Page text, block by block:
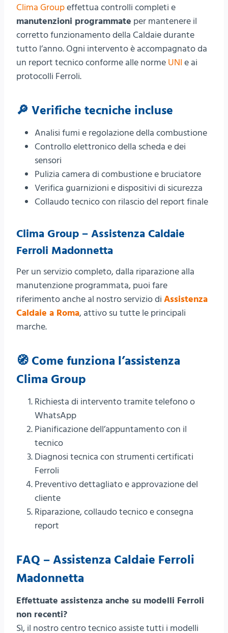
Clima Groupeffettua controlli completi e
manutenzioni programmate per mantenere il
corretto funzionamento della Caldaie durante
tutto l’anno. Ogni intervento è accompagnato da
un report tecnico conforme alle norme UNI e ai
protocolli Ferroli.
🔎 Verifiche tecniche incluse
Analisi fumi e regolazione della combustione
Controllo elettronico della scheda e dei
sensori
Pulizia camera di combustione e bruciatore
Verifica guarnizioni e dispositivi di sicurezza
Collaudo tecnico con rilascio del report finale
Clima Group – Assistenza Caldaie
Ferroli Madonnetta
Per un servizio completo, dalla riparazione alla
manutenzione programmata, puoi fare
riferimento anche al nostro servizio di Assistenza
Caldaie a Roma, attivo su tutte le principali
marche.
🧭 Come funziona l’assistenza
Clima Group
Richiesta di intervento tramite telefono o
WhatsApp
Pianificazione dell’appuntamento con il
tecnico
Diagnosi tecnica con strumenti certificati
Ferroli
Preventivo dettagliato e approvazione del
cliente
Riparazione, collaudo tecnico e consegna
report
FAQ – Assistenza Caldaie Ferroli
Madonnetta
Effettuate assistenza anche su modelli Ferroli
non recenti?
Sì, il nostro centro tecnico assiste tutti i modelli